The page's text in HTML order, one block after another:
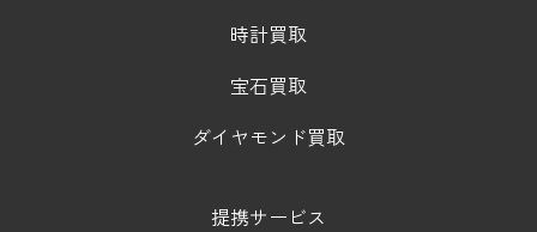
時計買取
宝石買取
ダイヤモンド買取
提携サービス